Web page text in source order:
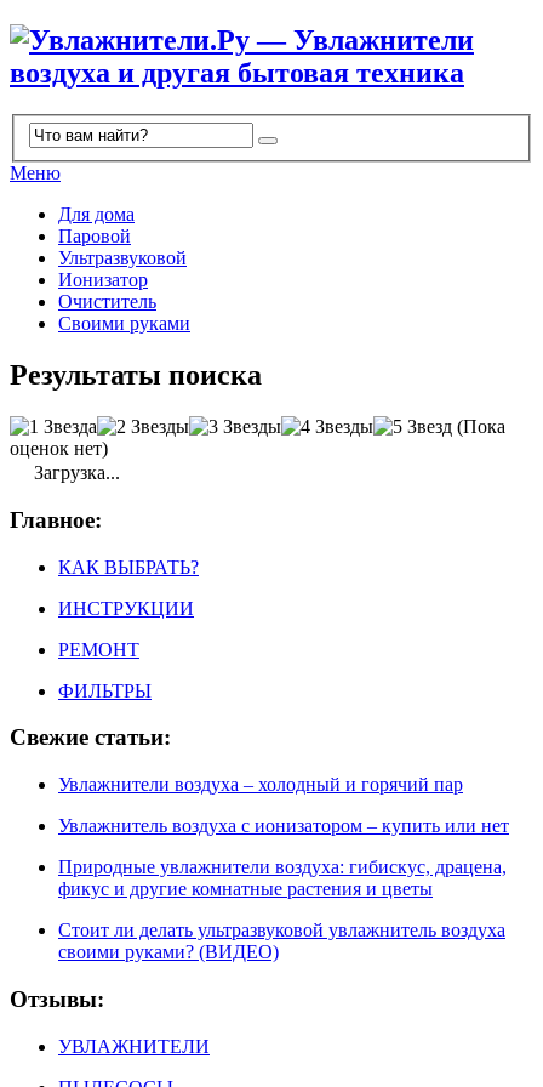
Меню
Для дома
Паровой
Ультразвуковой
Ионизатор
Очиститель
Своими руками
Результаты поиска
(Пока
оценок нет)
Загрузка...
Главное:
КАК ВЫБРАТЬ?
ИНСТРУКЦИИ
РЕМОНТ
ФИЛЬТРЫ
Свежие статьи:
Увлажнители воздуха – холодный и горячий пар
Увлажнитель воздуха с ионизатором – купить или нет
Природные увлажнители воздуха: гибискус, драцена,
фикус и другие комнатные растения и цветы
Стоит ли делать ультразвуковой увлажнитель воздуха
своими руками? (ВИДЕО)
Отзывы:
УВЛАЖНИТЕЛИ